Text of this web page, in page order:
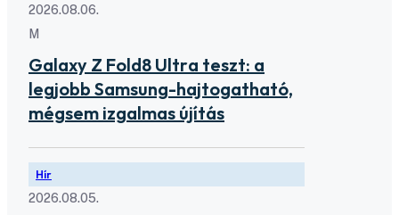
2026.08.06.
M
Galaxy Z Fold8 Ultra teszt: a
legjobb Samsung-hajtogatható,
mégsem izgalmas újítás
Hír
2026.08.05.